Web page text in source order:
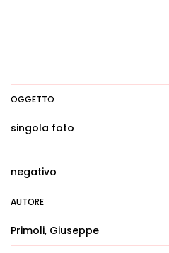
OGGETTO
singola foto
negativo
AUTORE
Primoli, Giuseppe